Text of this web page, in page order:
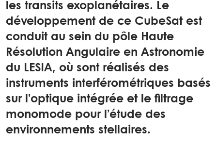
les transits exoplanétaires. Le
développement de ce CubeSat est
conduit au sein du pôle Haute
Résolution Angulaire en Astronomie
du LESIA, où sont réalisés des
instruments interférométriques basés
sur l’optique intégrée et le filtrage
monomode pour l’étude des
environnements stellaires.